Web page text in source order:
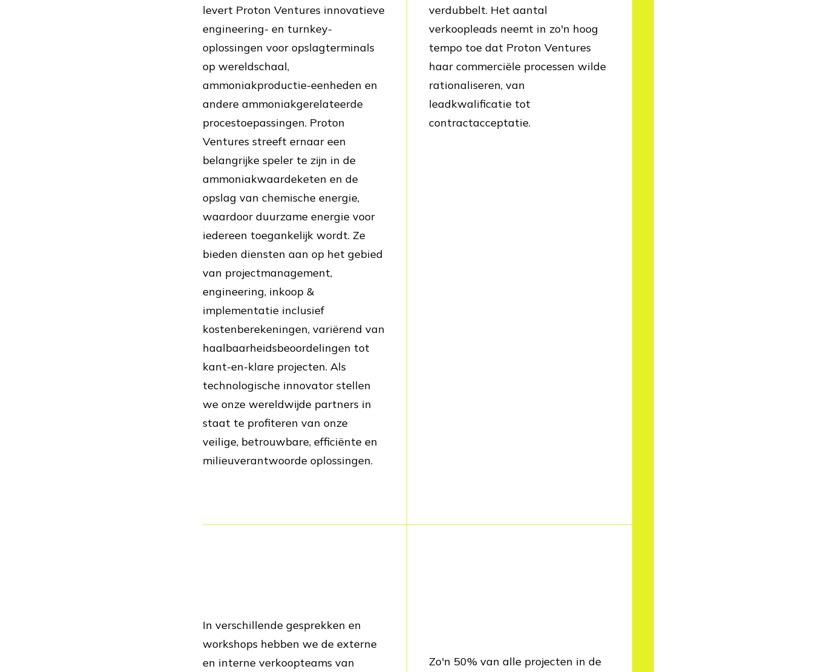
levert Proton Ventures innovatieve
engineering- en turnkey-
oplossingen voor opslagterminals
op wereldschaal,
ammoniakproductie-eenheden en
andere ammoniakgerelateerde
procestoepassingen. Proton
Ventures streeft ernaar een
belangrijke speler te zijn in de
ammoniakwaardeketen en de
opslag van chemische energie,
waardoor duurzame energie voor
iedereen toegankelijk wordt. Ze
bieden diensten aan op het gebied
van projectmanagement,
engineering, inkoop &
implementatie inclusief
kostenberekeningen, variërend van
haalbaarheidsbeoordelingen tot
kant-en-klare projecten. Als
technologische innovator stellen
we onze wereldwijde partners in
staat te profiteren van onze
veilige, betrouwbare, efficiënte en
milieuverantwoorde oplossingen.
verdubbelt. Het aantal
verkoopleads neemt in zo'n hoog
tempo toe dat Proton Ventures
haar commerciële processen wilde
rationaliseren, van
leadkwalificatie tot
contractacceptatie.
In verschillende gesprekken en
workshops hebben we de externe
en interne verkoopteams van
Zo'n 50% van alle projecten in de